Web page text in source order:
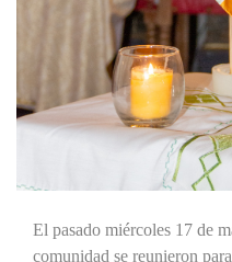
El pasado miércoles 17 de
comunidad se reunieron